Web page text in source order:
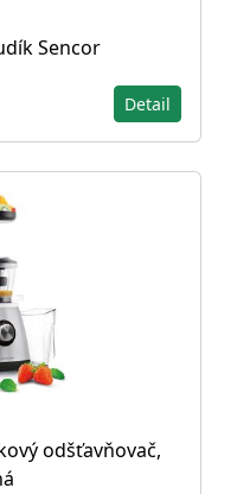
Sencor
Detail
odšťavňovač,